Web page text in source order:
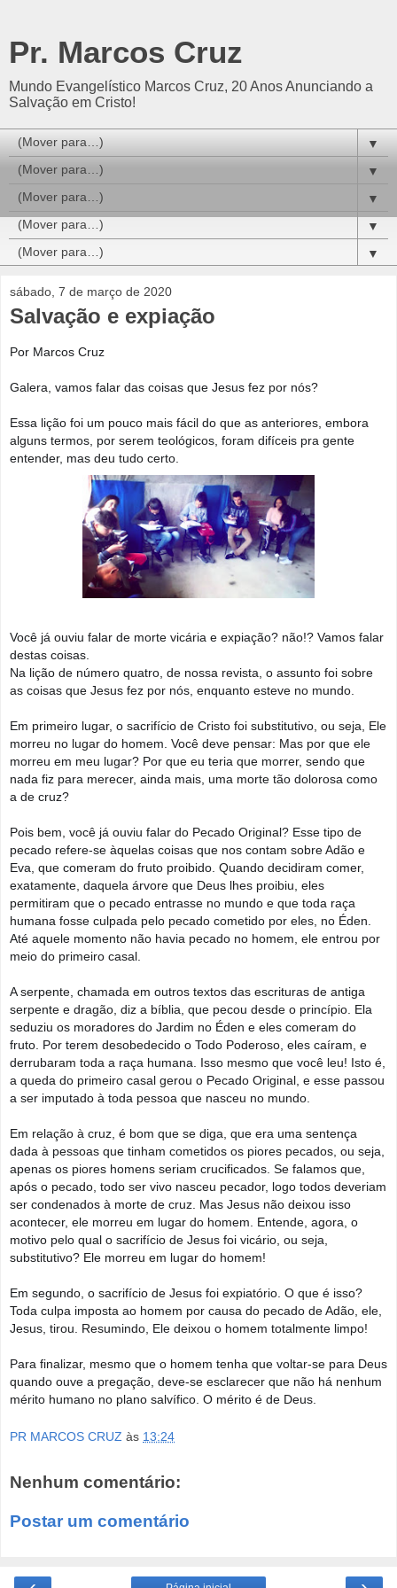
Pr. Marcos Cruz
Mundo Evangelístico Marcos Cruz, 20 Anos Anunciando a
Salvação em Cristo!
▼
▼
▼
▼
▼
sábado, 7 de março de 2020
Salvação e expiação
Por Marcos Cruz
Galera, vamos falar das coisas que Jesus fez por nós?
Essa lição foi um pouco mais fácil do que as anteriores, embora
alguns termos, por serem teológicos, foram difíceis pra gente
entender, mas deu tudo certo.
Você já ouviu falar de morte vicária e expiação? não!? Vamos falar
destas coisas.
Na lição de número quatro, de nossa revista, o assunto foi sobre
as coisas que Jesus fez por nós, enquanto esteve no mundo.
Em primeiro lugar, o sacrifício de Cristo foi substitutivo, ou seja, Ele
morreu no lugar do homem. Você deve pensar: Mas por que ele
morreu em meu lugar? Por que eu teria que morrer, sendo que
nada fiz para merecer, ainda mais, uma morte tão dolorosa como
a de cruz?
Pois bem, você já ouviu falar do Pecado Original? Esse tipo de
pecado refere-se àquelas coisas que nos contam sobre Adão e
Eva, que comeram do fruto proibido. Quando decidiram comer,
exatamente, daquela árvore que Deus lhes proibiu, eles
permitiram que o pecado entrasse no mundo e que toda raça
humana fosse culpada pelo pecado cometido por eles, no Éden.
Até aquele momento não havia pecado no homem, ele entrou por
meio do primeiro casal.
A serpente, chamada em outros textos das escrituras de antiga
serpente e dragão, diz a bíblia, que pecou desde o princípio. Ela
seduziu os moradores do Jardim no Éden e eles comeram do
fruto. Por terem desobedecido o Todo Poderoso, eles caíram, e
derrubaram toda a raça humana. Isso mesmo que você leu! Isto é,
a queda do primeiro casal gerou o Pecado Original, e esse passou
a ser imputado à toda pessoa que nasceu no mundo.
Em relação à cruz, é bom que se diga, que era uma sentença
dada à pessoas que tinham cometidos os piores pecados, ou seja,
apenas os piores homens seriam crucificados. Se falamos que,
após o pecado, todo ser vivo nasceu pecador, logo todos deveriam
ser condenados à morte de cruz. Mas Jesus não deixou isso
acontecer, ele morreu em lugar do homem. Entende, agora, o
motivo pelo qual o sacrifício de Jesus foi vicário, ou seja,
substitutivo? Ele morreu em lugar do homem!
Em segundo, o sacrifício de Jesus foi expiatório. O que é isso?
Toda culpa imposta ao homem por causa do pecado de Adão, ele,
Jesus, tirou. Resumindo, Ele deixou o homem totalmente limpo!
Para finalizar, mesmo que o homem tenha que voltar-se para Deus
quando ouve a pregação, deve-se esclarecer que não há nenhum
mérito humano no plano salvífico. O mérito é de Deus.
PR MARCOS CRUZ às 13:24
Nenhum comentário:
Postar um comentário